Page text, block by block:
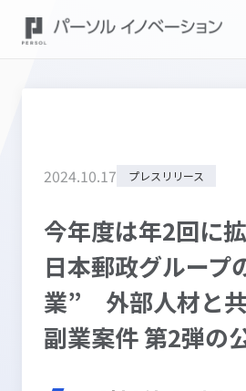
2024.10.17 プレスリリース
今年度は年2回に拡
日本郵政グループ
業” 外部人材と
副業案件 第2弾の